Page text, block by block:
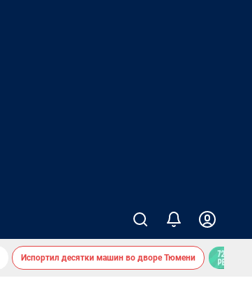
Испортил десятки машин во дворе Тюмени